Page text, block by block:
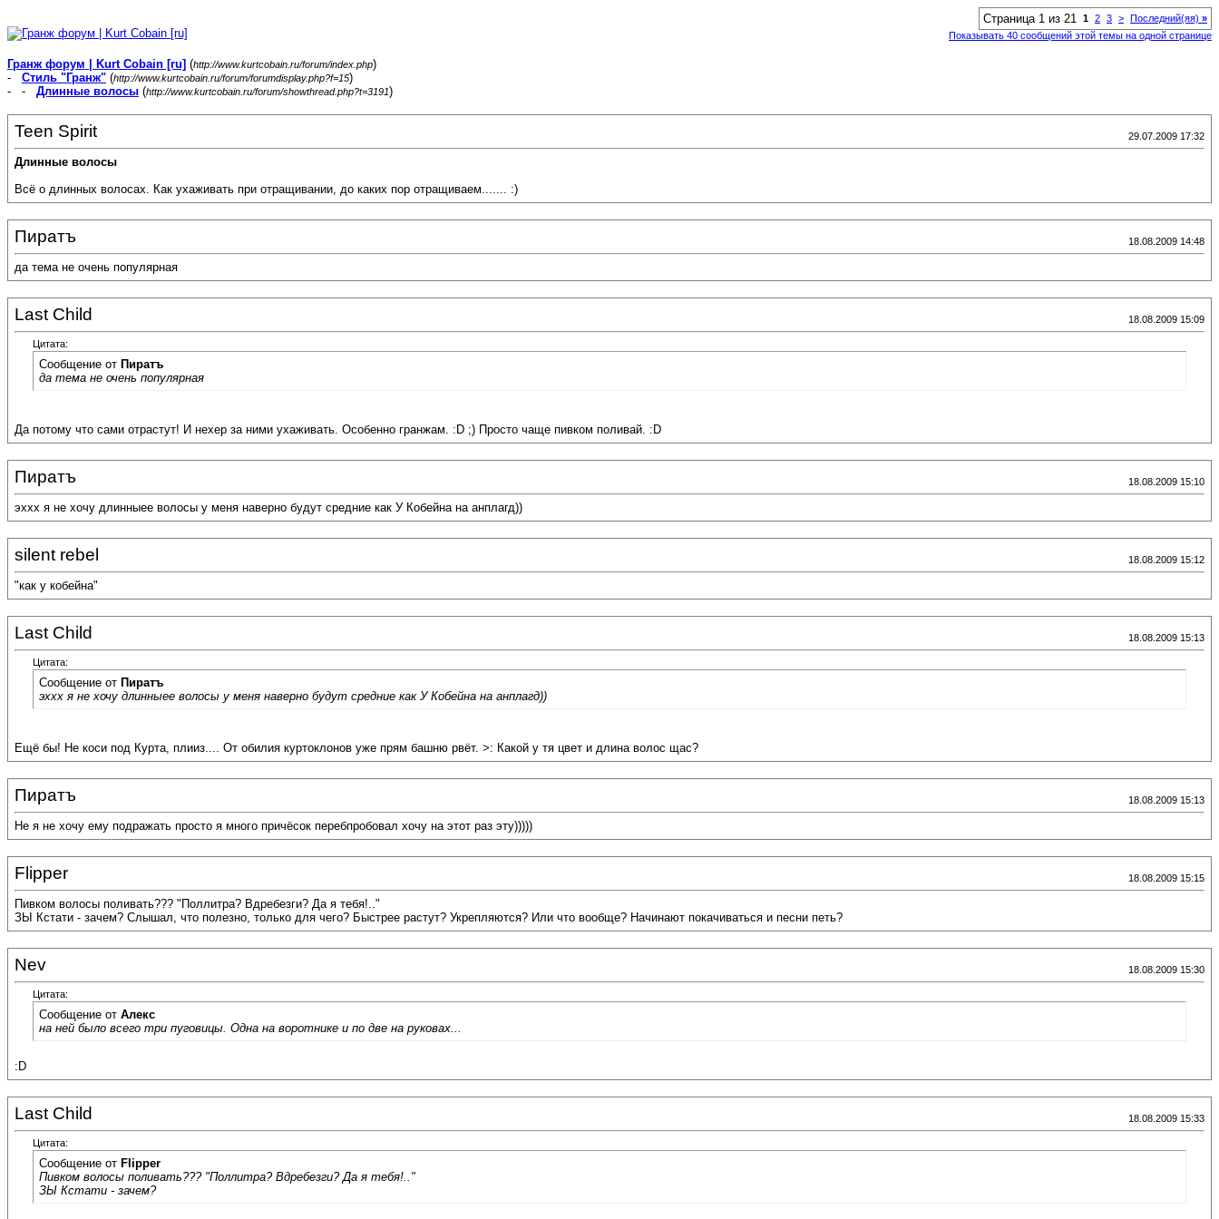
Страница 1 из 21 1 2 3 > Последний(яя) »
Показывать 40 сообщений этой темы на одной странице
Гранж форум | Kurt Cobain [ru] (http://www.kurtcobain.ru/forum/index.php)
- Стиль "Гранж" (http://www.kurtcobain.ru/forum/forumdisplay.php?f=15)
- - Длинные волосы (http://www.kurtcobain.ru/forum/showthread.php?t=3191)
Teen Spirit 29.07.2009 17:32
Длинные волосы
Всё о длинных волосах. Как ухаживать при отращивании, до каких пор отращиваем....... :)
Пиратъ 18.08.2009 14:48
да тема не очень популярная
Last Child 18.08.2009 15:09
Цитата:
Сообщение от Пиратъ
да тема не очень популярная
Да потому что сами отрастут! И нехер за ними ухаживать. Особенно гранжам. :D ;) Просто чаще пивком поливай. :D
Пиратъ 18.08.2009 15:10
эххх я не хочу длинныее волосы у меня наверно будут средние как У Кобейна на анплагд))
silent rebel 18.08.2009 15:12
"как у кобейна"
Last Child 18.08.2009 15:13
Цитата:
Сообщение от Пиратъ
эххх я не хочу длинныее волосы у меня наверно будут средние как У Кобейна на анплагд))
Ещё бы! Не коси под Курта, плииз.... От обилия куртоклонов уже прям башню рвёт. >: Какой у тя цвет и длина волос щас?
Пиратъ 18.08.2009 15:13
Не я не хочу ему подражать просто я много причёсок перебпробовал хочу на этот раз эту)))))
Flipper 18.08.2009 15:15
Пивком волосы поливать??? "Поллитра? Вдребезги? Да я тебя!.."
ЗЫ Кстати - зачем? Слышал, что полезно, только для чего? Быстрее растут? Укрепляются? Или что вообще? Начинают покачиваться и песни петь?
Nev 18.08.2009 15:30
Цитата:
Сообщение от Алекс
на ней было всего три пуговицы. Одна на воротнике и по две на руковах...
:D
Last Child 18.08.2009 15:33
Цитата:
Сообщение от Flipper
Пивком волосы поливать??? "Поллитра? Вдребезги? Да я тебя!.."
ЗЫ Кстати - зачем?